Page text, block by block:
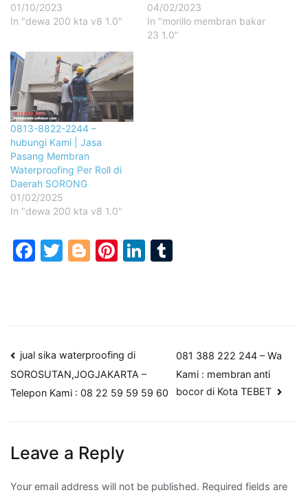
01/10/2023
In "dewa 200 kta v8 1.0"
04/02/2023
In "morillo membran bakar
23 1.0"
0813-8822-2244 –
hubungi Kami | Jasa
Pasang Membran
Waterproofing Per Roll di
Daerah SORONG
01/02/2025
In "dewa 200 kta v8 1.0"
Facebook
Twitter
Blogger
Pinterest
LinkedIn
Post
navigation
jual sika waterproofing di
SOROSUTAN,JOGJAKARTA –
Telepon Kami : 08 22 59 59 59 60
081 388 222 244 – Wa
Kami : membran anti
bocor di Kota TEBET
Leave a Reply
Your email address will not be published. Required fields are